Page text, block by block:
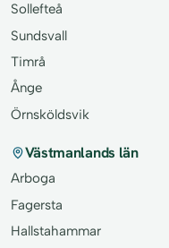
Sollefteå
Sundsvall
Timrå
Ånge
Örnsköldsvik
Västmanlands län
Arboga
Fagersta
Hallstahammar